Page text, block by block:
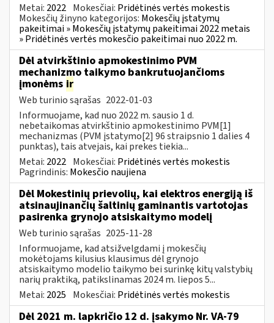
Metai: 2022 Mokesčiai: Pridėtinės vertės mokestis
Mokesčių žinyno kategorijos: Mokesčių įstatymų
pakeitimai » Mokesčių įstatymų pakeitimai 2022 metais
» Pridėtinės vertės mokesčio pakeitimai nuo 2022 m.
Dėl atvirkštinio apmokestinimo PVM
mechanizmo taikymo bankrutuojančioms
įmonėms ir
Web turinio sąrašas 2022-01-03
Informuojame, kad nuo 2022 m. sausio 1 d.
nebetaikomas atvirkštinio apmokestinimo PVM[1]
mechanizmas (PVM įstatymo[2] 96 straipsnio 1 dalies 4
punktas), tais atvejais, kai prekes tiekia...
Metai: 2022 Mokesčiai: Pridėtinės vertės mokestis
Pagrindinis: Mokesčio naujiena
Dėl Mokestinių prievolių, kai elektros energiją iš
atsinaujinančių šaltinių gaminantis vartotojas
pasirenka grynojo atsiskaitymo modelį
Web turinio sąrašas 2025-11-28
Informuojame, kad atsižvelgdami į mokesčių
mokėtojams kilusius klausimus dėl grynojo
atsiskaitymo modelio taikymo bei surinkę kitų valstybių
narių praktiką, patikslinamas 2024 m. liepos 5...
Metai: 2025 Mokesčiai: Pridėtinės vertės mokestis
Dėl 2021 m. lapkričio 12 d. įsakymo Nr. VA-79